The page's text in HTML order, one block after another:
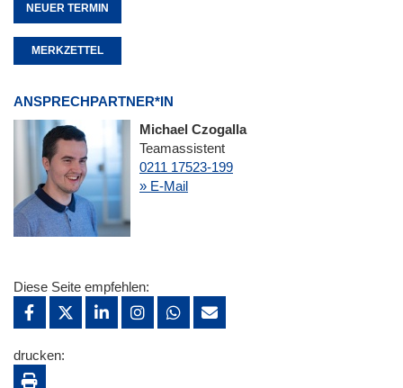
NEUER TERMIN
MERKZETTEL
ANSPRECHPARTNER*IN
Michael Czogalla
Teamassistent
0211 17523-199
» E-Mail
Diese Seite empfehlen:
drucken: